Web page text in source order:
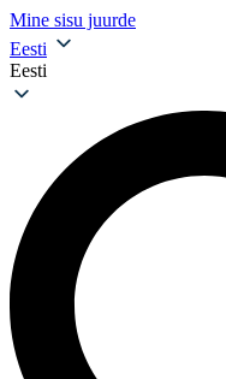
Mine sisu juurde
Eesti
Eesti